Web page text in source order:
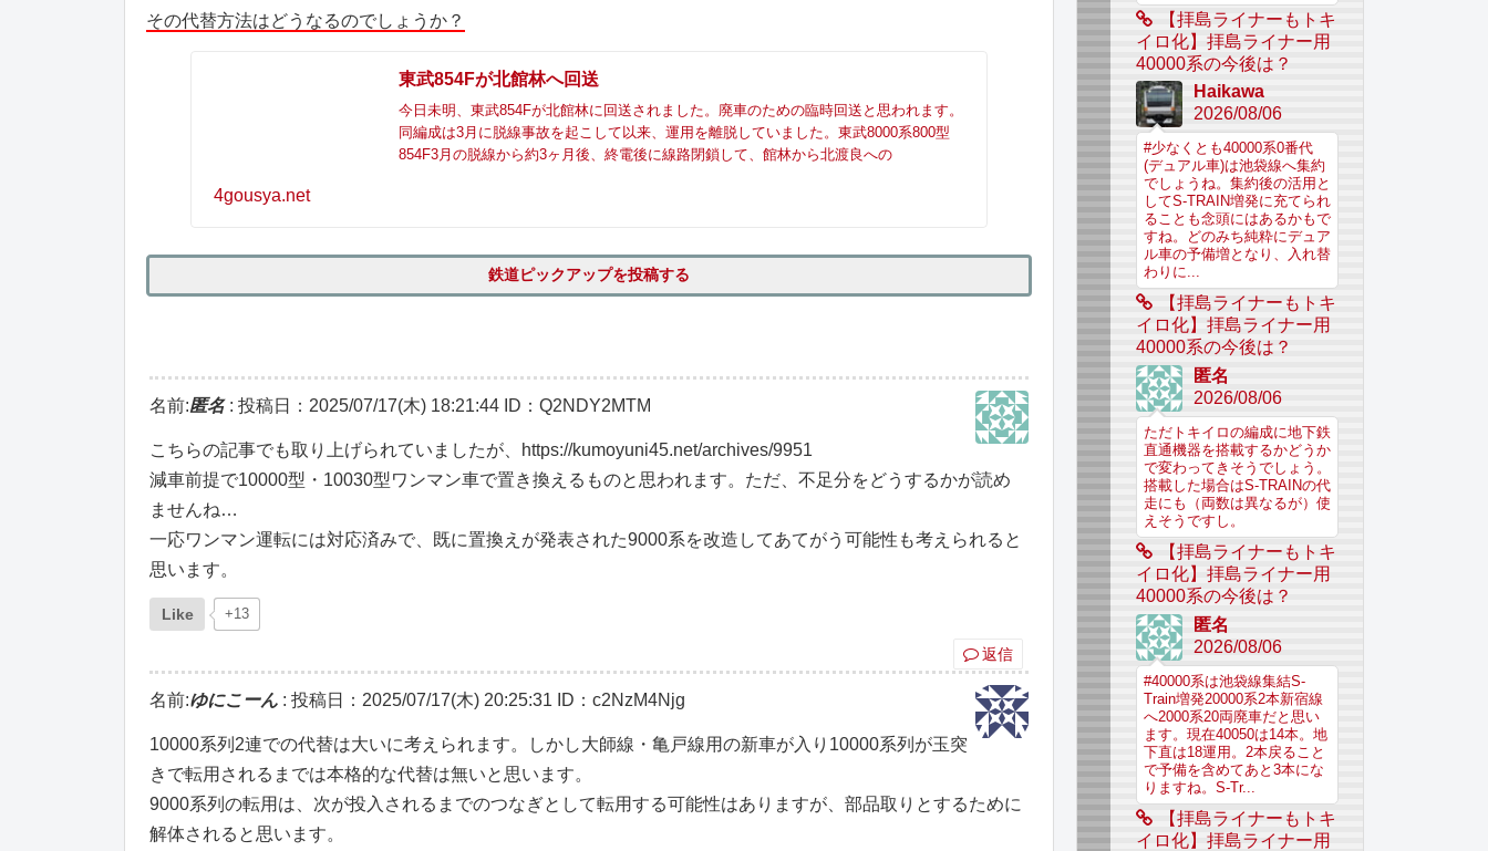
その代替方法はどうなるのでしょうか？
東武854Fが北館林へ回送
今日未明、東武854Fが北館林に回送されました。廃車のための臨時回送と思われます。
同編成は3月に脱線事故を起こして以来、運用を離脱していました。東武8000系800型
854F3月の脱線から約3ヶ月後、終電後に線路閉鎖して、館林から北渡良への
4gousya.net
鉄道ピックアップを投稿する
名前:匿名: 投稿日：2025/07/17(木) 18:21:44 ID：Q2NDY2MTM
こちらの記事でも取り上げられていましたが、https://kumoyuni45.net/archives/9951
減車前提で10000型・10030型ワンマン車で置き換えるものと思われます。ただ、不足分をどうするかが読め
ませんね…
一応ワンマン運転には対応済みで、既に置換えが発表された9000系を改造してあてがう可能性も考えられると
思います。
Like +13
返信
名前:ゆにこーん : 投稿日：2025/07/17(木) 20:25:31 ID：c2NzM4Njg
10000系列2連での代替は大いに考えられます。しかし大師線・亀戸線用の新車が入り10000系列が玉突
きで転用されるまでは本格的な代替は無いと思います。
9000系列の転用は、次が投入されるまでのつなぎとして転用する可能性はありますが、部品取りとするために
解体されると思います。
【拝島ライナーもトキ
イロ化】拝島ライナー用
40000系の今後は？
Haikawa
2026/08/06
#少なくとも40000系0番代
(デュアル車)は池袋線へ集約
でしょうね。集約後の活用と
してS-TRAIN増発に充てられ
ることも念頭にはあるかもで
すね。どのみち純粋にデュア
ル車の予備増となり、入れ替
わりに...
【拝島ライナーもトキ
イロ化】拝島ライナー用
40000系の今後は？
匿名
2026/08/06
ただトキイロの編成に地下鉄
直通機器を搭載するかどうか
で変わってきそうでしょう。
搭載した場合はS-TRAINの代
走にも（両数は異なるが）使
えそうですし。
【拝島ライナーもトキ
イロ化】拝島ライナー用
40000系の今後は？
匿名
2026/08/06
#40000系は池袋線集結S-
Train増発20000系2本新宿線
へ2000系20両廃車だと思い
ます。現在40050は14本。地
下直は18運用。2本戻ること
で予備を含めてあと3本にな
りますね。S-Tr...
【拝島ライナーもトキ
イロ化】拝島ライナー用